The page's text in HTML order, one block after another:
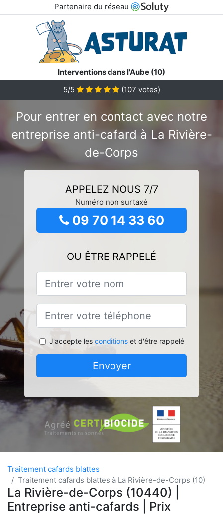
Partenaire du réseau
Interventions dans l'Aube (10)
5/5
(107 votes)
Pour entrer en contact avec notre
entreprise anti-cafard à La Rivière-
de-Corps
APPELEZ NOUS 7/7
Numéro non surtaxé
09 70 14 33 60
OU ÊTRE RAPPELÉ
J'accepte les conditionset d'être rappelé
Envoyer
Traitement cafards blattes
Traitement cafards blattes à La Rivière-de-Corps (10)
La Rivière-de-Corps (10440) |
Entreprise anti-cafards | Prix